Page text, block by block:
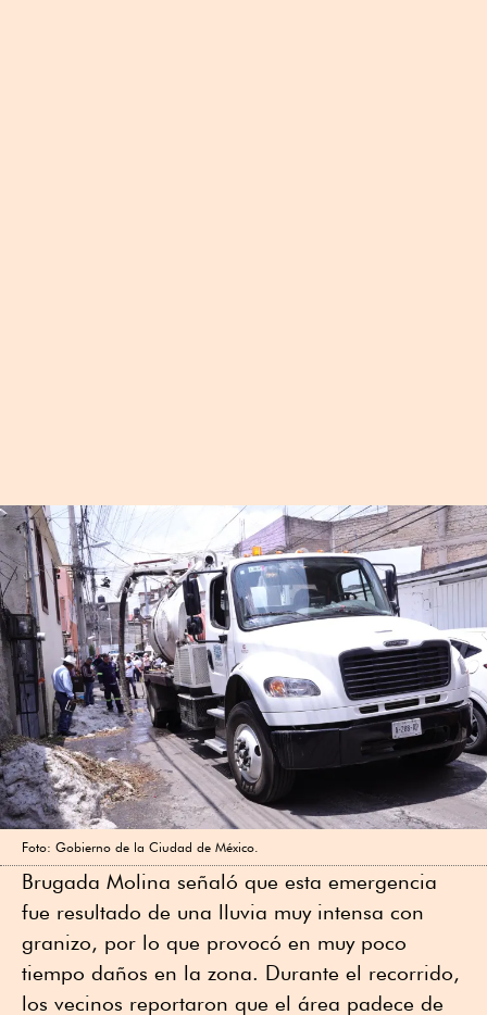
Foto: Gobierno de la Ciudad de México.
Brugada Molina señaló que esta emergencia
fue resultado de una lluvia muy intensa con
granizo, por lo que provocó en muy poco
tiempo daños en la zona. Durante el recorrido,
los vecinos reportaron que el área padece de